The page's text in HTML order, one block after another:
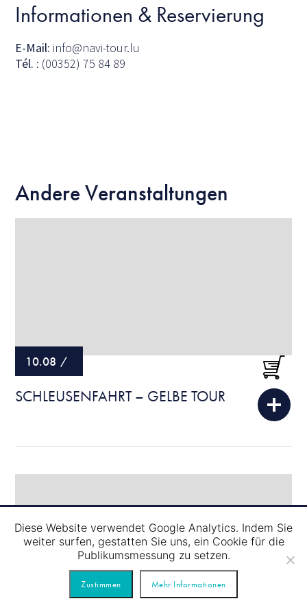
Informationen & Reservierung
E-Mail: info@navi-tour.lu
Tél. : (00352) 75 84 89
Andere Veranstaltungen
10.08 /
SCHLEUSENFAHRT – GELBE TOUR
Diese Website verwendet Google Analytics. Indem Sie
weiter surfen, gestatten Sie uns, ein Cookie für die
Publikumsmessung zu setzen.
Zustimmen Mehr Informationen